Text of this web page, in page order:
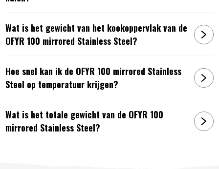
Wat is het gewicht van het kookoppervlak van de
OFYR 100 mirrored Stainless Steel?
Hoe snel kan ik de OFYR 100 mirrored Stainless
Steel op temperatuur krijgen?
Wat is het totale gewicht van de OFYR 100
mirrored Stainless Steel?